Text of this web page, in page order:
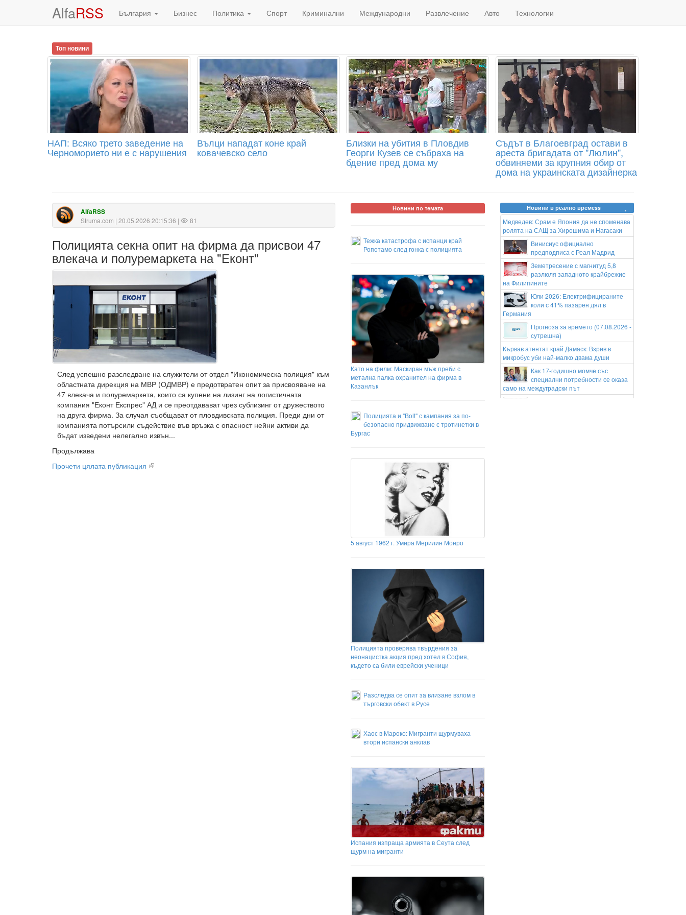
AlfaRSS България Бизнес Политика Спорт Криминални Международни Развлечение Авто Технологии
Топ новини
НАП: Всяко трето заведение на
Черноморието ни е с нарушения
Вълци нападат коне край
ковачевско село
Близки на убития в Пловдив
Георги Кузев се събраха на
бдение пред дома му
Съдът в Благоевград остави в
ареста бригадата от "Люлин",
обвиняеми за крупния обир от
дома на украинската дизайнерка
AlfaRSS
Struma.com | 20.05.2026 20:15:36 | 81
Полицията секна опит на фирма да присвои 47
влекача и полуремаркета на "Еконт"
След успешно разследване на служители от отдел "Икономическа полиция" към
областната дирекция на МВР (ОДМВР) е предотвратен опит за присвояване на
47 влекача и полуремаркета, които са купени на лизинг на логистичната
компания "Еконт Експрес" АД и се преотдавават чрез сублизинг от дружеството
на друга фирма. За случая съобщават от пловдивската полиция. Преди дни от
компанията потърсили съдействие във връзка с опасност нейни активи да
бъдат изведени нелегално извън...
Продължава
Прочети цялата публикация
Новини по темата
Тежка катастрофа с испанци край
Ропотамо след гонка с полицията
Като на филм: Маскиран мъж преби с
метална палка охранител на фирма в
Казанлък
Полицията и "Bolt" с кампания за по-
безопасно придвижване с тротинетки в
Бургас
5 август 1962 г. Умира Мерилин Монро
Полицията проверява твърдения за
неонацистка акция пред хотел в София,
където са били еврейски ученици
Разследва се опит за влизане взлом в
търговски обект в Русе
Хаос в Мароко: Мигранти щурмуваха
втори испански анклав
Испания изпраща армията в Сеута след
щурм на мигранти
Новини в реално времеss
Медведев: Срам е Япония да не споменава
ролята на САЩ за Хирошима и Нагасаки
Винисиус официално
предподписа с Реал Мадрид
Земетресение с магнитуд 5,8
разлюля западното крайбрежие
на Филипините
Юли 2026: Електрифицираните
коли с 41% пазарен дял в
Германия
Прогноза за времето (07.08.2026 -
сутрешна)
Кървав атентат край Дамаск: Взрив в
микробус уби най-малко двама души
Как 17-годишно момче със
специални потребности се оказа
само на междуградски път